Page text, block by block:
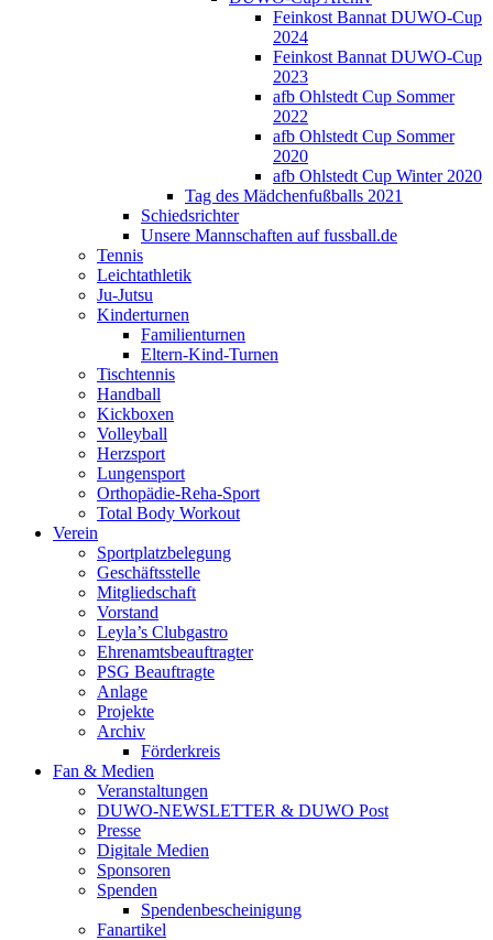
Feinkost Bannat DUWO-Cup
2024
Feinkost Bannat DUWO-Cup
2023
afb Ohlstedt Cup Sommer
2022
afb Ohlstedt Cup Sommer
2020
afb Ohlstedt Cup Winter 2020
Tag des Mädchenfußballs 2021
Schiedsrichter
Unsere Mannschaften auf fussball.de
Tennis
Leichtathletik
Ju-Jutsu
Kinderturnen
Familienturnen
Eltern-Kind-Turnen
Tischtennis
Handball
Kickboxen
Volleyball
Herzsport
Lungensport
Orthopädie-Reha-Sport
Total Body Workout
Verein
Sportplatzbelegung
Geschäftsstelle
Mitgliedschaft
Vorstand
Leyla’s Clubgastro
Ehrenamtsbeauftragter
PSG Beauftragte
Anlage
Projekte
Archiv
Förderkreis
Fan & Medien
Veranstaltungen
DUWO-NEWSLETTER & DUWO Post
Presse
Digitale Medien
Sponsoren
Spenden
Spendenbescheinigung
Fanartikel